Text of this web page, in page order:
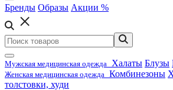
Бренды Образы Акции %
Мужская медицинская одежда Халаты Блузы
Женская медицинская одежда Комбинезоны
толстовки, худи